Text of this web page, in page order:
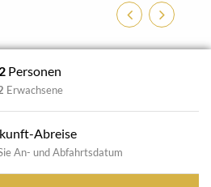
ZurückWeiter
2 Personen
Erwachsene
Abreise
An- und Abfahrtsdatum